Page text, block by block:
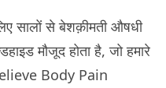
सालों से बेशक़ीमती औषधी
मौजूद होता है, जो हमारे
Body Pain